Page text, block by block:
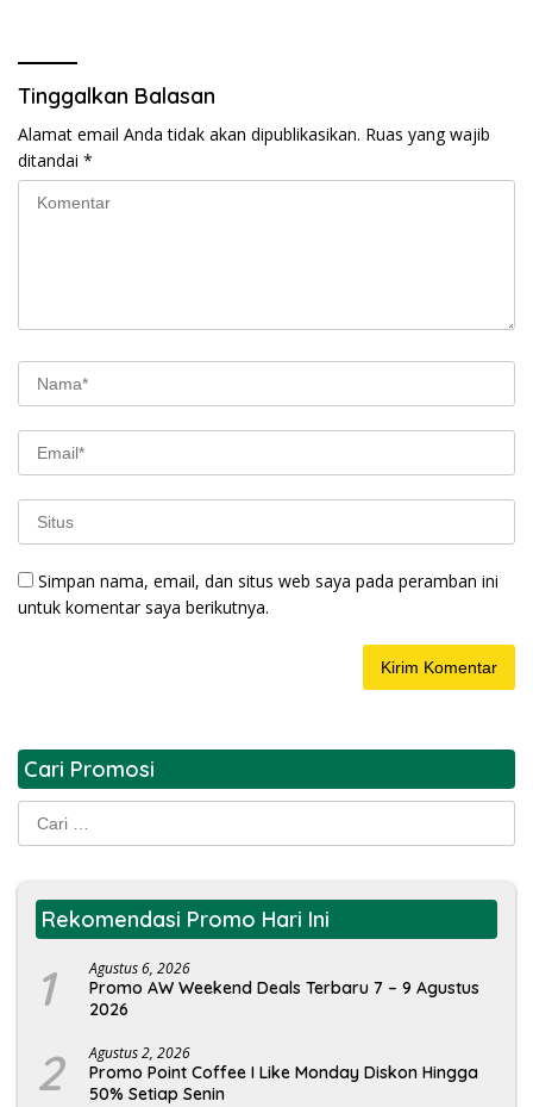
Tinggalkan Balasan
Alamat email Anda tidak akan dipublikasikan. Ruas yang wajib
ditandai *
Simpan nama, email, dan situs web saya pada peramban ini
untuk komentar saya berikutnya.
Cari Promosi
Cari
untuk:
Rekomendasi Promo Hari Ini
1 Agustus 6, 2026
Promo AW Weekend Deals Terbaru 7 – 9 Agustus
2026
2 Agustus 2, 2026
Promo Point Coffee I Like Monday Diskon Hingga
50% Setiap Senin